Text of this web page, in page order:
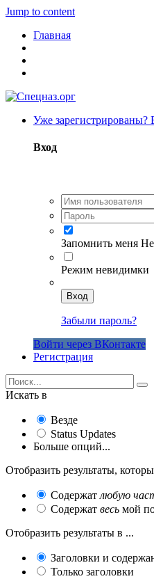
Jump to content
Главная
Уже зарегистрированы?
Вход
Запомнить меня
Режим невидимки
Вход
Забыли пароль?
Войти через ВКонтакте
Регистрация
Искать в
Везде
Status Updates
Больше опций...
Отобразить результаты,
Содержат любую
Содержат весь мой
Отобразить результаты в ...
Заголовки и
Только заголовки